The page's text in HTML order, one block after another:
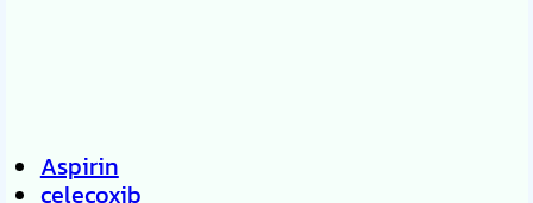
Aspirin
celecoxib